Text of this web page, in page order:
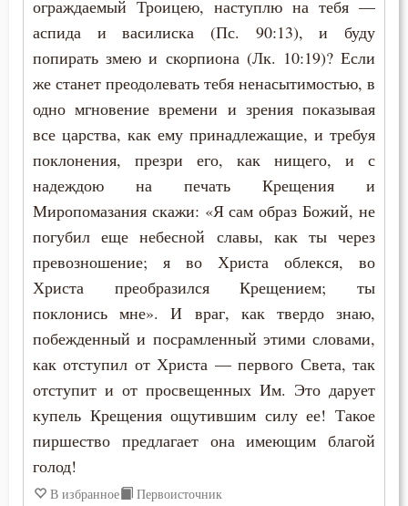
ограждаемый Троицею, наступлю на тебя —
аспида и василиска (Пс. 90:13), и буду
попирать змею и скорпиона (Лк. 10:19)? Если
же станет преодолевать тебя ненасытимостью, в
одно мгновение времени и зрения показывая
все царства, как ему принадлежащие, и требуя
поклонения, презри его, как нищего, и с
надеждою на печать Крещения и
Миропомазания скажи: «Я сам образ Божий, не
погубил еще небесной славы, как ты через
превозношение; я во Христа облекся, во
Христа преобразился Крещением; ты
поклонись мне». И враг, как твердо знаю,
побежденный и посрамленный этими словами,
как отступил от Христа — первого Света, так
отступит и от просвещенных Им. Это дарует
купель Крещения ощутившим силу ее! Такое
пиршество предлагает она имеющим благой
голод!
В избранное Первоисточник